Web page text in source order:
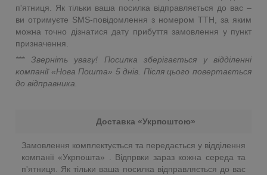
п'ятниця. Як тільки ваша посилка відправляється до вас –
ви отримуєте SMS-повідомлення з номером ТТН, за яким
можна точно дізнатися дату прибуття замовлення у пункт
призначення.
*** Зверніть увагу! Посилка зберігається у відділенні
компанії «Нова Пошта» 5 днів. Після цього повертається
до відправника.
Доставка «Укрпоштою»
Замовлення комплектується та передається у відділення
компанії «Укрпошта» . Відпрвки зараз кожна середа та
п'ятниця. Як тільки ваша посилка відправляється до вас